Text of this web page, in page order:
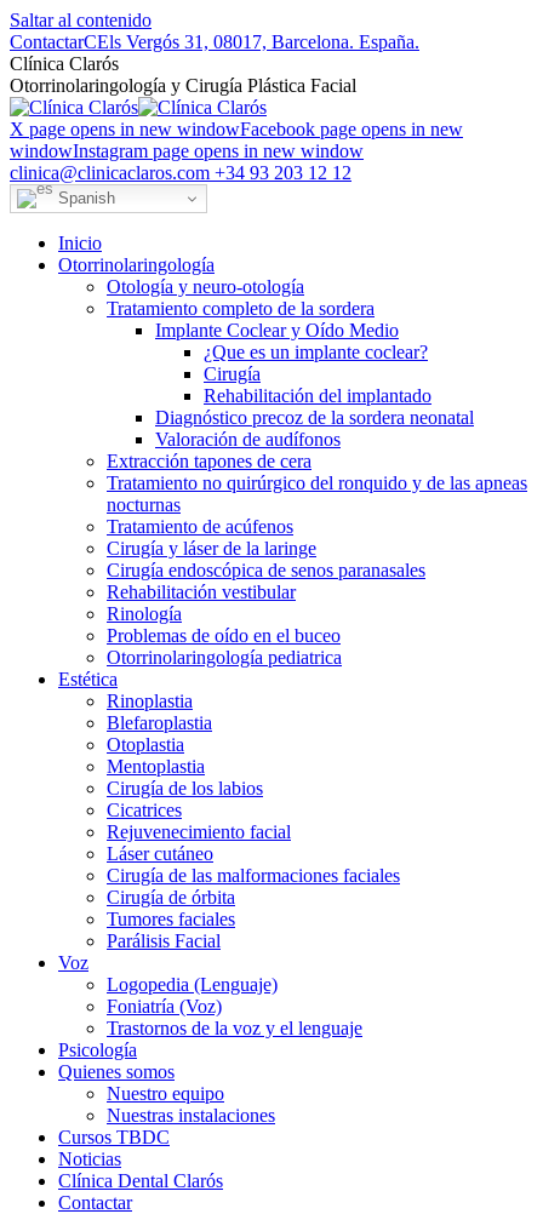
Saltar al contenido
ContactarCEls Vergós 31, 08017, Barcelona. España.
Clí­nica Clarós
Otorrinolaringología y Cirugía Plástica Facial
X page opens in new windowFacebook page opens in new
windowInstagram page opens in new window
clinica@clinicaclaros.com +34 93 203 12 12
Spanish
Inicio
Otorrinolaringología
Otología y neuro-otología
Tratamiento completo de la sordera
Implante Coclear y Oído Medio
¿Que es un implante coclear?
Cirugía
Rehabilitación del implantado
Diagnóstico precoz de la sordera neonatal
Valoración de audífonos
Extracción tapones de cera
Tratamiento no quirúrgico del ronquido y de las apneas
nocturnas
Tratamiento de acúfenos
Cirugía y láser de la laringe
Cirugía endoscópica de senos paranasales
Rehabilitación vestibular
Rinología
Problemas de oído en el buceo
Otorrinolaringología pediatrica
Estética
Rinoplastia
Blefaroplastia
Otoplastia
Mentoplastia
Cirugía de los labios
Cicatrices
Rejuvenecimiento facial
Láser cutáneo
Cirugía de las malformaciones faciales
Cirugía de órbita
Tumores faciales
Parálisis Facial
Voz
Logopedia (Lenguaje)
Foniatría (Voz)
Trastornos de la voz y el lenguaje
Psicología
Quienes somos
Nuestro equipo
Nuestras instalaciones
Cursos TBDC
Noticias
Clínica Dental Clarós
Contactar